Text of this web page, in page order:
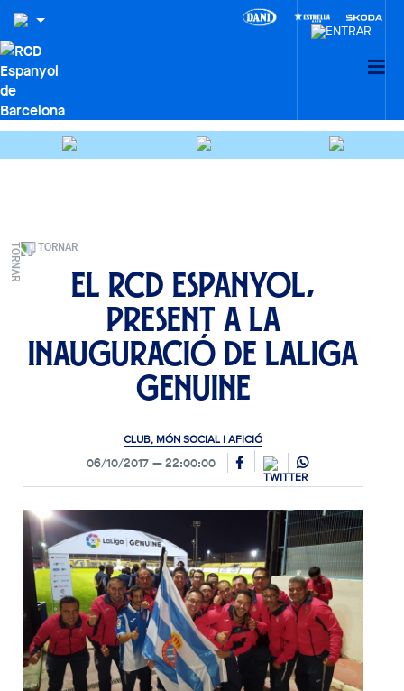
TORNAR
El RCD Espanyol,
present a la
inauguració de LaLiga
Genuine
CLUB, MÓN SOCIAL I AFICIÓ
06/10/2017 22:00:00